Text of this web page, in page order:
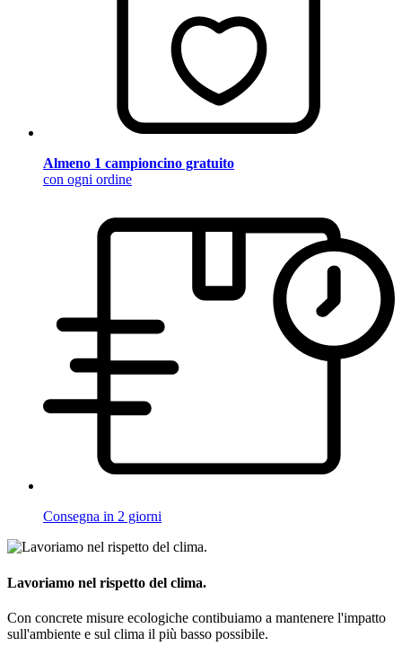
Almeno 1 campioncino gratuito
con ogni ordine
Consegna in 2 giorni
Lavoriamo nel rispetto del clima.
Con concrete misure ecologiche contibuiamo a mantenere l'impatto
sull'ambiente e sul clima il più basso possibile.